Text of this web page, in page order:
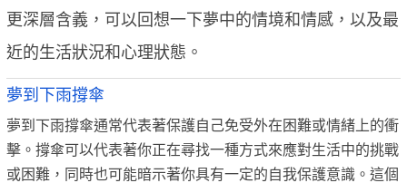
更深層含義，可以回想一下夢中的情境和情感，以及最
近的生活狀況和心理狀態。
夢到下雨撐傘
夢到下雨撐傘通常代表著保護自己免受外在困難或情緒上的衝
擊。撐傘可以代表著你正在尋找一種方式來應對生活中的挑戰
或困難，同時也可能暗示著你具有一定的自我保護意識。這個